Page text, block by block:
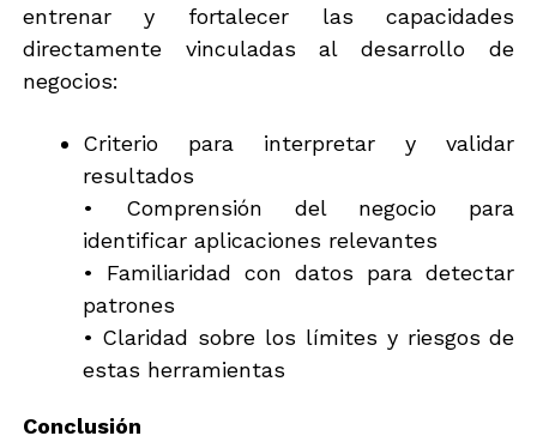
entrenar y fortalecer las capacidades
directamente vinculadas al desarrollo de
negocios:
Criterio para interpretar y validar
resultados
• Comprensión del negocio para
identificar aplicaciones relevantes
• Familiaridad con datos para detectar
patrones
• Claridad sobre los límites y riesgos de
estas herramientas
Conclusión